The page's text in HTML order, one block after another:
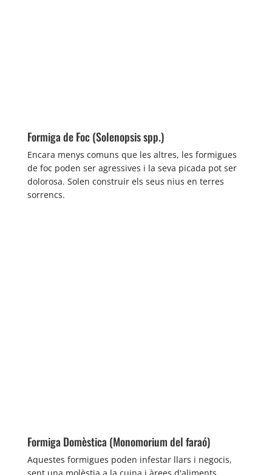
Formiga de Foc (Solenopsis spp.)
Encara menys comuns que les altres, les formigues
de foc poden ser agressives i la seva picada pot ser
dolorosa. Solen construir els seus nius en terres
sorrencs.
Formiga Domèstica (Monomorium del faraó)
Aquestes formigues poden infestar llars i negocis,